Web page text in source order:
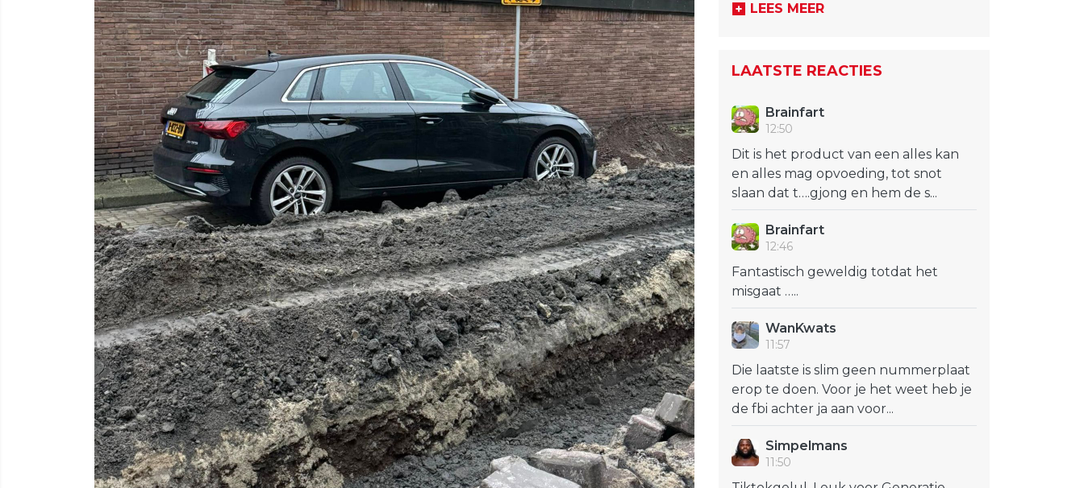
LEES MEER
LAATSTE REACTIES
Brainfart
12:50
Dit is het product van een alles kan
en alles mag opvoeding, tot snot
slaan dat t….gjong en hem de s...
Brainfart
12:46
Fantastisch geweldig totdat het
misgaat …..
WanKwats
11:57
Die laatste is slim geen nummerplaat
erop te doen. Voor je het weet heb je
de fbi achter ja aan voor...
Simpelmans
11:50